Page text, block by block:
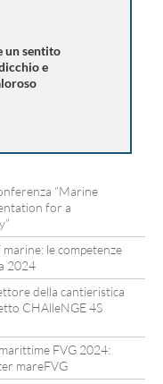
un sentito
e
“Marine
for a
le competenze
2024
della cantieristica
CHAlleNGE 4S
FVG 2024:
mareFVG